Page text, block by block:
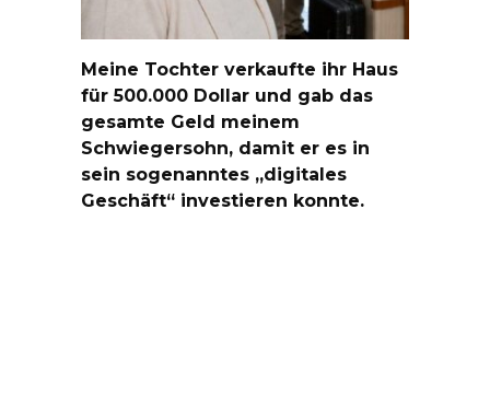
Meine Tochter verkaufte ihr Haus
für 500.000 Dollar und gab das
gesamte Geld meinem
Schwiegersohn, damit er es in
sein sogenanntes „digitales
Geschäft“ investieren konnte.